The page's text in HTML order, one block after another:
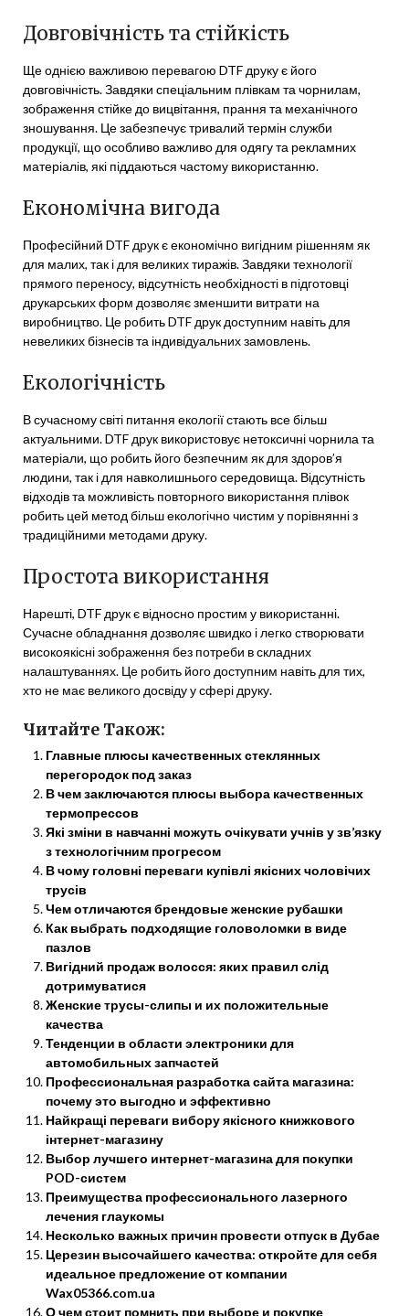
Довговічність та стійкість
Ще однією важливою перевагою DTF друку є його
довговічність. Завдяки спеціальним плівкам та чорнилам,
зображення стійке до вицвітання, прання та механічного
зношування. Це забезпечує тривалий термін служби
продукції, що особливо важливо для одягу та рекламних
матеріалів, які піддаються частому використанню.
Економічна вигода
Професійний DTF друк є економічно вигідним рішенням як
для малих, так і для великих тиражів. Завдяки технології
прямого переносу, відсутність необхідності в підготовці
друкарських форм дозволяє зменшити витрати на
виробництво. Це робить DTF друк доступним навіть для
невеликих бізнесів та індивідуальних замовлень.
Екологічність
В сучасному світі питання екології стають все більш
актуальними. DTF друк використовує нетоксичні чорнила та
матеріали, що робить його безпечним як для здоров’я
людини, так і для навколишнього середовища. Відсутність
відходів та можливість повторного використання плівок
робить цей метод більш екологічно чистим у порівнянні з
традиційними методами друку.
Простота використання
Нарешті, DTF друк є відносно простим у використанні.
Сучасне обладнання дозволяє швидко і легко створювати
високоякісні зображення без потреби в складних
налаштуваннях. Це робить його доступним навіть для тих,
хто не має великого досвіду у сфері друку.
Читайте Також:
Главные плюсы качественных стеклянных
перегородок под заказ
В чем заключаются плюсы выбора качественных
термопрессов
Які зміни в навчанні можуть очікувати учнів у зв’язку
з технологічним прогресом
В чому головні переваги купівлі якісних чоловічих
трусів
Чем отличаются брендовые женские рубашки
Как выбрать подходящие головоломки в виде
пазлов
Вигідний продаж волосся: яких правил слід
дотримуватися
Женские трусы-слипы и их положительные
качества
Тенденции в области электроники для
автомобильных запчастей
Профессиональная разработка сайта магазина:
почему это выгодно и эффективно
Найкращі переваги вибору якісного книжкового
інтернет-магазину
Выбор лучшего интернет-магазина для покупки
POD-систем
Преимущества профессионального лазерного
лечения глаукомы
Несколько важных причин провести отпуск в Дубае
Церезин высочайшего качества: откройте для себя
идеальное предложение от компании
Wax05366.com.ua
О чем стоит помнить при выборе и покупке